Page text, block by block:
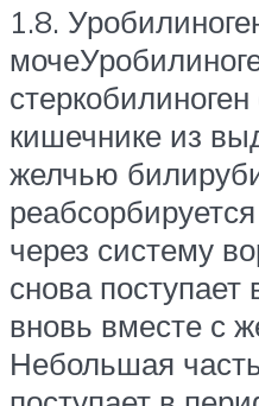
1.8.
кишечнике из
желчью
через систему
снова поступает
вновь вместе с
Небольшая